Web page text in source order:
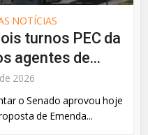
NOTÍCIAS
turnos PEC da
agentes de...
2026
o Senado aprovou hoje
de Emenda...